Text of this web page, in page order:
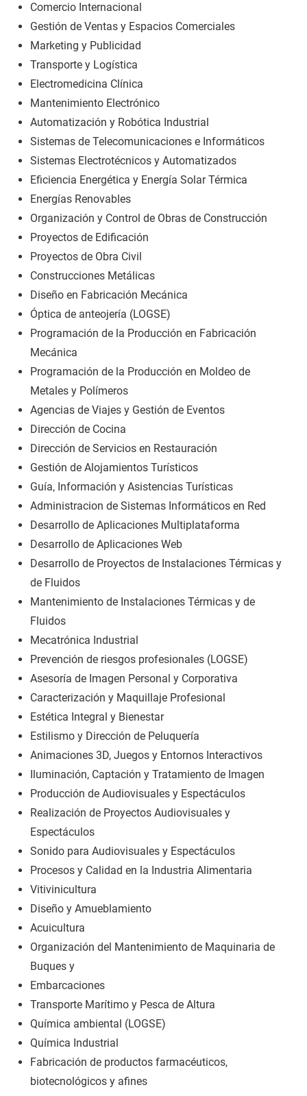
Comercio Internacional
Gestión de Ventas y Espacios Comerciales
Marketing y Publicidad
Transporte y Logística
Electromedicina Clínica
Mantenimiento Electrónico
Automatización y Robótica Industrial
Sistemas de Telecomunicaciones e Informáticos
Sistemas Electrotécnicos y Automatizados
Eficiencia Energética y Energía Solar Térmica
Energías Renovables
Organización y Control de Obras de Construcción
Proyectos de Edificación
Proyectos de Obra Civil
Construcciones Metálicas
Diseño en Fabricación Mecánica
Óptica de anteojería (LOGSE)
Programación de la Producción en Fabricación
Mecánica
Programación de la Producción en Moldeo de
Metales y Polímeros
Agencias de Viajes y Gestión de Eventos
Dirección de Cocina
Dirección de Servicios en Restauración
Gestión de Alojamientos Turísticos
Guía, Información y Asistencias Turísticas
Administracion de Sistemas Informáticos en Red
Desarrollo de Aplicaciones Multiplataforma
Desarrollo de Aplicaciones Web
Desarrollo de Proyectos de Instalaciones Térmicas y
de Fluidos
Mantenimiento de Instalaciones Térmicas y de
Fluidos
Mecatrónica Industrial
Prevención de riesgos profesionales (LOGSE)
Asesoría de Imagen Personal y Corporativa
Caracterización y Maquillaje Profesional
Estética Integral y Bienestar
Estilismo y Dirección de Peluquería
Animaciones 3D, Juegos y Entornos Interactivos
Iluminación, Captación y Tratamiento de Imagen
Producción de Audiovisuales y Espectáculos
Realización de Proyectos Audiovisuales y
Espectáculos
Sonido para Audiovisuales y Espectáculos
Procesos y Calidad en la Industria Alimentaria
Vitivinicultura
Diseño y Amueblamiento
Acuicultura
Organización del Mantenimiento de Maquinaria de
Buques y
Embarcaciones
Transporte Marítimo y Pesca de Altura
Química ambiental (LOGSE)
Química Industrial
Fabricación de productos farmacéuticos,
biotecnológicos y afines